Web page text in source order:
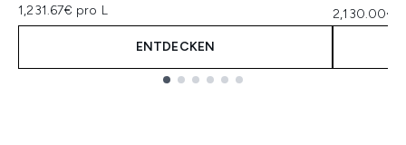
1,231.67€ pro L
ENTDECKEN
2,130.00€